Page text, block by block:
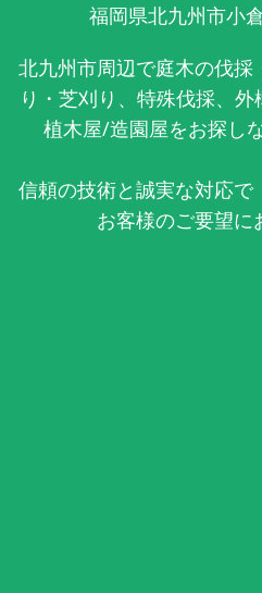
福岡県北九州市小
北九州市周辺で庭木の伐
り・芝刈り、特殊伐採、
植木屋/造園屋をお探し
信頼の技術と誠実な対応
お客様のご要望に